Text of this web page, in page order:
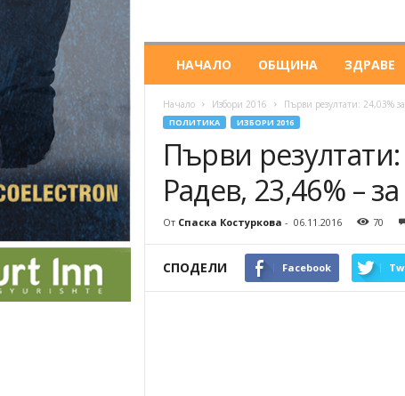
НАЧАЛО ОБЩИНА ЗДРАВЕ
Начало Избори 2016 Първи резултати: 24,03%
ПОЛИТИКА ИЗБОРИ 2016
Първи
Радев, 23,46% –
От Спаска Костуркова - 06.11.2016 70
СПОДЕЛИ Facebook